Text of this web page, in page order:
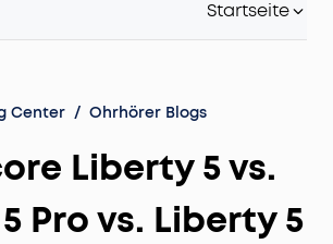
Startseite
Center / Ohrhörer Blogs
Liberty 5 vs.
Pro vs. Liberty 5